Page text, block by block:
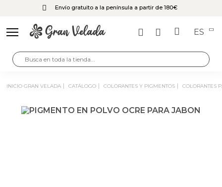
Envío gratuito a la península a partir de 180€
ES
INICIO GRAN VELADA CATÁLOGO COLORANTES Y PIGMENTOS COLORANTES